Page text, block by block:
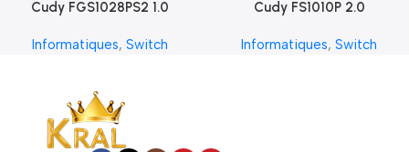
Cudy FGS1028PS2 1.0
Informatiques, Switch
Cudy FS1010P 2.0
Informatiques, Switch